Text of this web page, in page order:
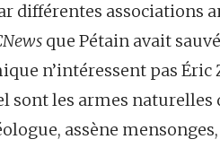
différentes associations
que Pétain avait
n’intéressent pas Éric
sont les armes
assène